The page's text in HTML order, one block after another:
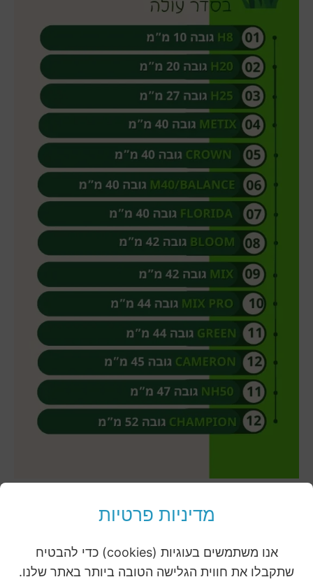
מדיניות פרטיות
אנו משתמשים בעוגיות (cookies) כדי להבטיח
שתקבלו את חווית הגלישה הטובה ביותר באתר שלנו.
מוצרים נוספים: צמחייה מלאכותית
ובמינימום השקעה (לא דורש תחזוקה)